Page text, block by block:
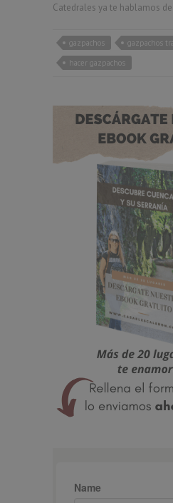
Catedrales ya te hablamos
gazpachos
gazpachos
hacer gazpachos